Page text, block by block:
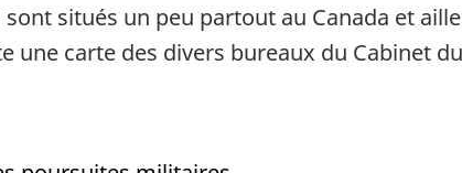
situés un peu partout au Canada et
une carte des divers bureaux du Cabinet du